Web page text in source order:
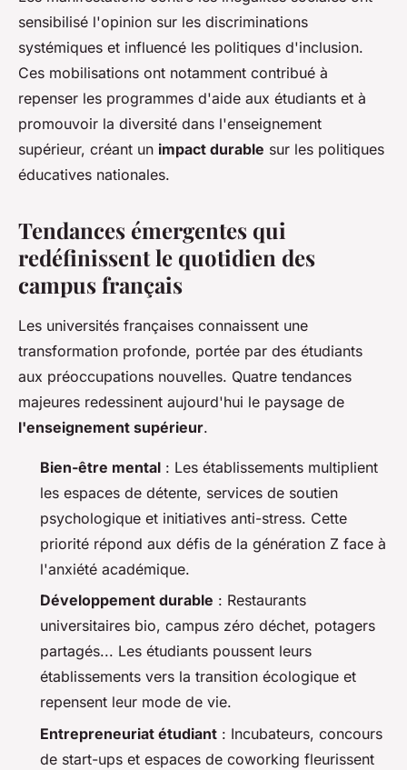
sensibilisé l'opinion sur les discriminations
systémiques et influencé les politiques d'inclusion.
Ces mobilisations ont notamment contribué à
repenser les programmes d'aide aux étudiants et à
promouvoir la diversité dans l'enseignement
supérieur, créant un impact durable sur les politiques
éducatives nationales.
Tendances émergentes qui
redéfinissent le quotidien des
campus français
Les universités françaises connaissent une
transformation profonde, portée par des étudiants
aux préoccupations nouvelles. Quatre tendances
majeures redessinent aujourd'hui le paysage de
l'enseignement supérieur.
Bien-être mental : Les établissements multiplient
les espaces de détente, services de soutien
psychologique et initiatives anti-stress. Cette
priorité répond aux défis de la génération Z face à
l'anxiété académique.
Développement durable : Restaurants
universitaires bio, campus zéro déchet, potagers
partagés... Les étudiants poussent leurs
établissements vers la transition écologique et
repensent leur mode de vie.
Entrepreneuriat étudiant : Incubateurs, concours
de start-ups et espaces de coworking fleurissent